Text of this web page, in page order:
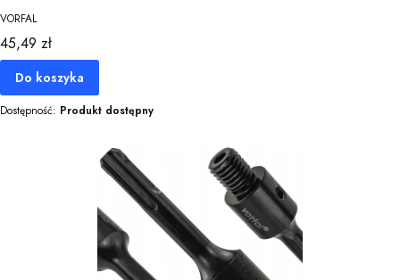
VORFAL
Cena
45,49 zł
Do koszyka
Dostępność: Produkt dostępny